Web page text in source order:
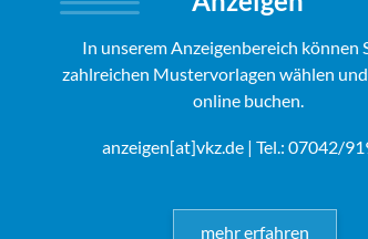
In unserem Anzeigenbereich können
zahlreichen Mustervorlagen wählen
online buchen.
anzeigen[at]vkz.de| Tel.: 07042/
mehr erfahren